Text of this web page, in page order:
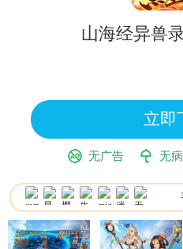
山海经异兽
立即
无广告 无